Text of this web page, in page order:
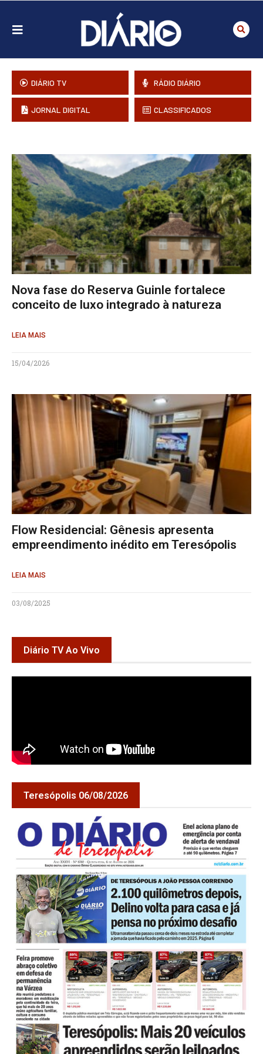
DIÁRIO TV RÁDIO DIÁRIO
JORNAL DIGITAL CLASSIFICADOS
Nova fase do Reserva Guinle fortalece
conceito de luxo integrado à natureza
LEIA MAIS
15/04/2026
Flow Residencial: Gênesis apresenta
empreendimento inédito em Teresópolis
LEIA MAIS
03/08/2025
Diário TV Ao Vivo
Teresópolis 06/08/2026